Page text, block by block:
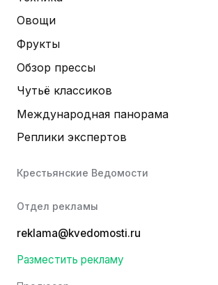
Овощи
Фрукты
Обзор прессы
Чутьё классиков
Международная панорама
Реплики экспертов
Крестьянские Ведомости
Отдел рекламы
reklama@kvedomosti.ru
Разместить рекламу